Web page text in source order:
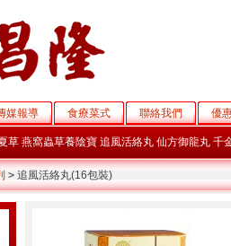
媒報導 食療菜式 聯絡我們 優
草 燕窩蟲草養陰寶 追風活絡丸 仙方御龍丸 千
>追風活絡丸(16包裝)